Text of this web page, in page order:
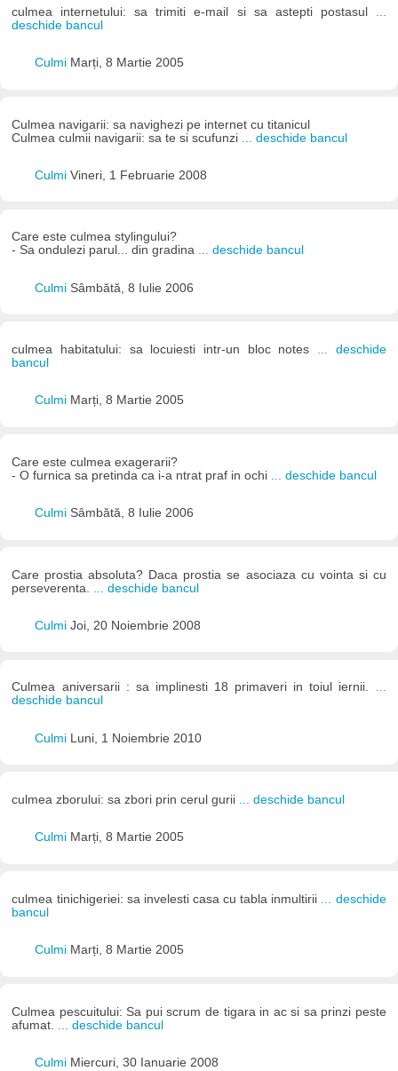
culmea internetului: sa trimiti e-mail si sa astepti postasul
deschide bancul
Culmi Marți, 8 Martie 2005
Culmea navigarii: sa navighezi pe internet cu titanicul
Culmea culmii navigarii: sa te si scufunzi
... deschide bancul
Culmi Vineri, 1 Februarie 2008
Care este culmea stylingului?
- Sa ondulezi parul... din gradina ... deschide bancul
Culmi Sâmbătă, 8 Iulie 2006
culmea habitatului: sa locuiesti intr-un bloc notes ... deschide
bancul
Culmi Marți, 8 Martie 2005
Care este culmea exagerarii?
- O furnica sa pretinda ca i-a ntrat praf in ochi
... deschide bancul
Culmi Sâmbătă, 8 Iulie 2006
Care prostia absoluta? Daca prostia se asociaza cu vointa si cu
perseverenta.
... deschide bancul
Culmi Joi, 20 Noiembrie 2008
Culmea aniversarii : sa implinesti 18 primaveri in toiul iernii. ...
deschide bancul
Culmi Luni, 1 Noiembrie 2010
culmea zborului: sa zbori prin cerul gurii ... deschide bancul
Culmi Marți, 8 Martie 2005
culmea tinichigeriei: sa invelesti casa cu tabla inmultirii
... deschide
bancul
Culmi Marți, 8 Martie 2005
Culmea pescuitului: Sa pui scrum de tigara in ac si sa prinzi peste
afumat.
... deschide bancul
Culmi Miercuri, 30 Ianuarie 2008